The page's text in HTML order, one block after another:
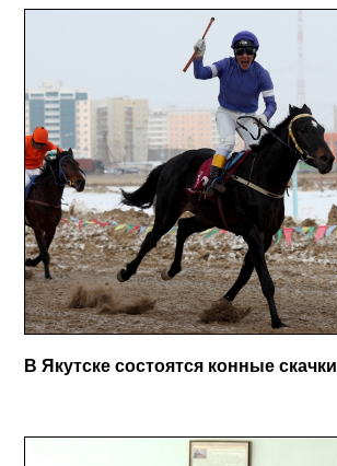
В Якутске состоятся конные скачки